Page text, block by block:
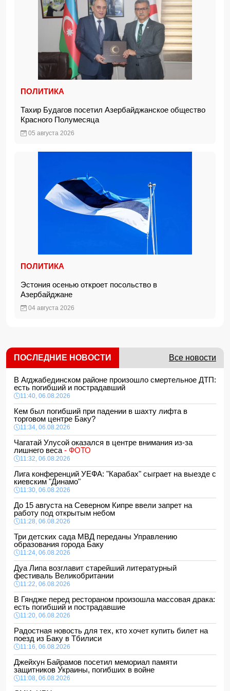
ПОЛИТИКА
Тахир Будагов посетил Азербайджанское общество
Красного Полумесяца
05 августа 2026
ПОЛИТИКА
Эстония осенью откроет посольство в
Азербайджане
04 августа 2026
ПОСЛЕДНИЕ НОВОСТИ Все новости
В Агджабединском районе произошло смертельное ДТП:
есть погибший и пострадавший
11:40, 06.08.2026
Кем был погибший при падении в шахту лифта в
торговом центре Баку?
11:34, 06.08.2026
Чагатай Улусой оказался в центре внимания из-за
лишнего веса - ФОТО
11:32, 06.08.2026
Лига конференций УЕФА: "Карабах" сыграет на выезде с
киевским "Динамо"
11:30, 06.08.2026
До 15 августа на Северном Кипре ввели запрет на
работу под открытым небом
11:28, 06.08.2026
Три детских сада МВД переданы Управлению
образования города Баку
11:24, 06.08.2026
Дуа Липа возглавит старейший литературный
фестиваль Великобритании
11:22, 06.08.2026
В Гяндже перед рестораном произошла массовая драка:
есть погибший и пострадавшие
11:20, 06.08.2026
Радостная новость для тех, кто хочет купить билет на
поезд из Баку в Тбилиси
11:16, 06.08.2026
Джейхун Байрамов посетил мемориал памяти
защитников Украины, погибших в войне
11:08, 06.08.2026